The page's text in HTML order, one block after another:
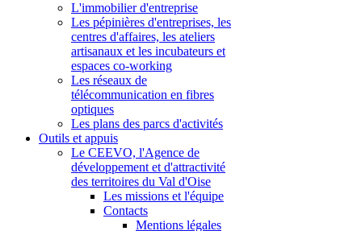
L'immobilier d'entreprise
Les pépinières d'entreprises, les
centres d'affaires, les ateliers
artisanaux et les incubateurs et
espaces co-working
Les réseaux de
télécommunication en fibres
optiques
Les plans des parcs d'activités
Outils et appuis
Le CEEVO, l'Agence de
développement et d'attractivité
des territoires du Val d'Oise
Les missions et l'équipe
Contacts
Mentions légales